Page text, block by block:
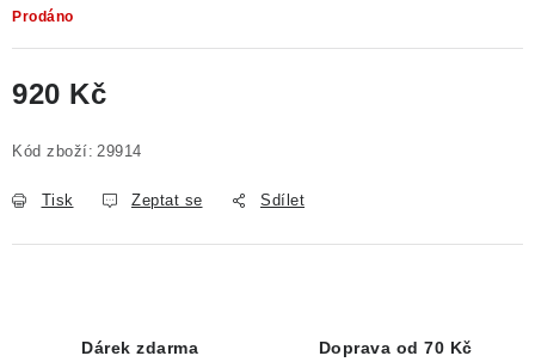
Prodáno
920 Kč
Kód zboží: 29914
Tisk Zeptat se Sdílet
Dárek zdarma Doprava od 70 Kč